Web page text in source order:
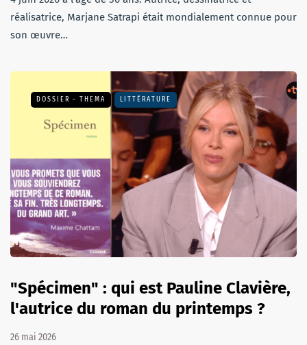
réalisatrice, Marjane Satrapi était mondialement connue pour
son œuvre…
DOSSIER - THEMA LITTÉRATURE
"Spécimen" : qui est Pauline Clavière,
l'autrice du roman du printemps ?
26 mai 2026